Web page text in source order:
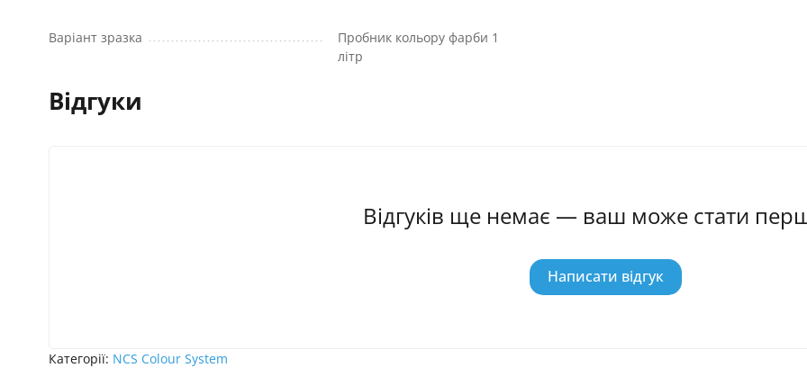
Варіант зразка
Пробник кольору фарби 1
літр
Відгуки
Відгуків ще немає — ваш може стати
Написати відгук
Категорії: NCS Colour System